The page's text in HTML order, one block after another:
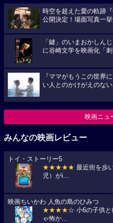
時空を超えた愛の軌跡
公開決定！場面写真一
「鍵」のいまおかしん
に谷崎文学を映画化「刺
『ママがもうこの世界
い人とのかけがえのな
映画ニュ
みんなの映画レビュー
トイ・ストーリー5
★★★★★ 最近街を歩
児）がi...
映画ちいかわ 人魚の島のひみつ
★★★★☆ 小6の子供と
ゃ怖か...